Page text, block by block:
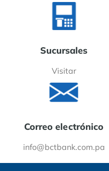
Sucursales
Visitar
Correo electrónico
info@bctbank.com.pa